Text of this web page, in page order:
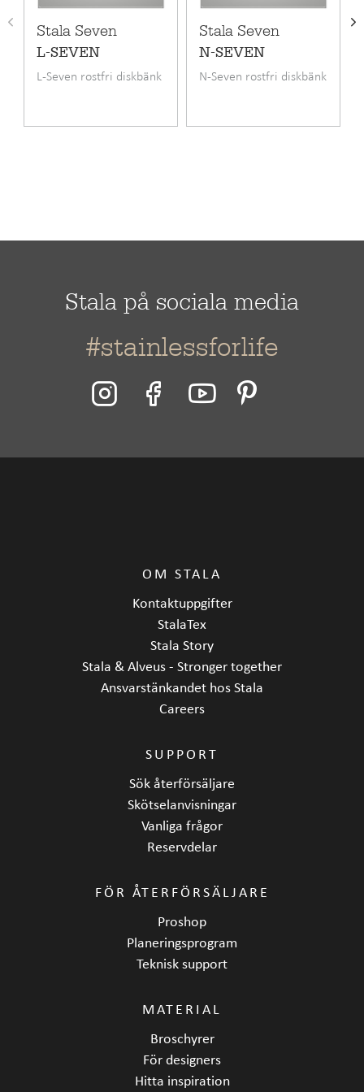
Bänkskåpets minimibredd cm
Längd
340 mm
Bredd
400 mm
Stala Seven
L-SEVEN
L-Seven rostfri diskbänk
Stala Seven
N-SEVEN
N-Seven rostfri diskbänk
Stala på sociala media
#stainlessforlife
OM STALA
Kontaktuppgifter
StalaTex
Stala Story
Stala & Alveus - Stronger together
Ansvarstänkandet hos Stala
Careers
SUPPORT
Sök återförsäljare
Skötselanvisningar
Vanliga frågor
Reservdelar
FÖR ÅTERFÖRSÄLJARE
Proshop
Planeringsprogram
Teknisk support
MATERIAL
Broschyrer
För designers
Hitta inspiration